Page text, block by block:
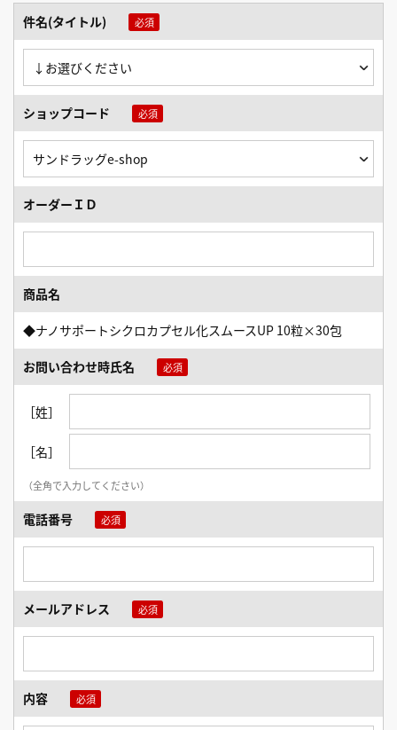
件名(タイトル)
ショップコード
オーダーＩＤ
商品名
◆ナノサポートシクロカプセル化スムースUP 10粒×30包
お問い合わせ時氏名
［姓］
［名］
（全角で入力してください）
電話番号
メールアドレス
内容